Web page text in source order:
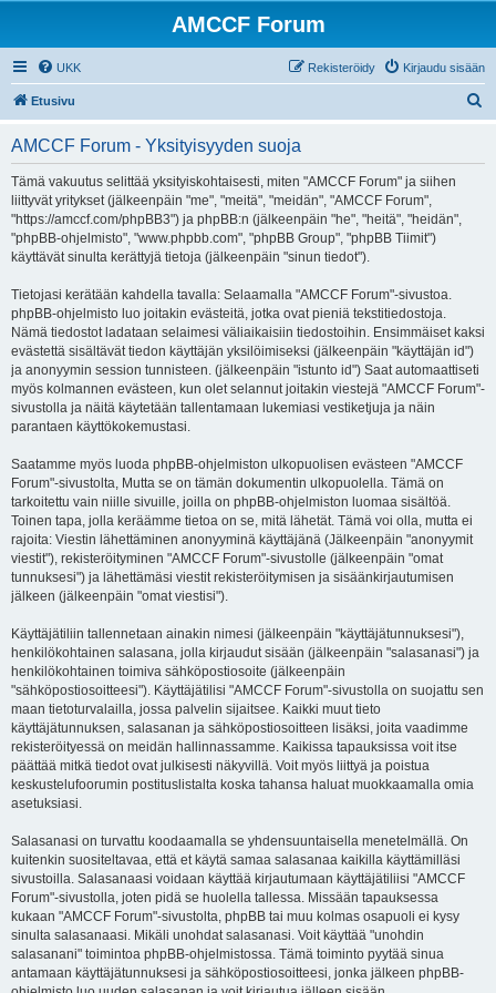
AMCCF Forum
UKK Kirjaudu sisään
Rekisteröidy
Etusivu
AMCCF Forum - Yksityisyyden suoja
Tämä vakuutus selittää yksityiskohtaisesti, miten "AMCCF Forum" ja siihen
liittyvät yritykset (jälkeenpäin "me", "meitä", "meidän", "AMCCF Forum",
"https://amccf.com/phpBB3") ja phpBB:n (jälkeenpäin "he", "heitä", "heidän",
"phpBB-ohjelmisto", "www.phpbb.com", "phpBB Group", "phpBB Tiimit")
käyttävät sinulta kerättyjä tietoja (jälkeenpäin "sinun tiedot").
Tietojasi kerätään kahdella tavalla: Selaamalla "AMCCF Forum"-sivustoa.
phpBB-ohjelmisto luo joitakin evästeitä, jotka ovat pieniä tekstitiedostoja.
Nämä tiedostot ladataan selaimesi väliaikaisiin tiedostoihin. Ensimmäiset kaksi
evästettä sisältävät tiedon käyttäjän yksilöimiseksi (jälkeenpäin "käyttäjän id")
ja anonyymin session tunnisteen. (jälkeenpäin "istunto id") Saat automaattiseti
myös kolmannen evästeen, kun olet selannut joitakin viestejä "AMCCF Forum"-
sivustolla ja näitä käytetään tallentamaan lukemiasi vestiketjuja ja näin
parantaen käyttökokemustasi.
Saatamme myös luoda phpBB-ohjelmiston ulkopuolisen evästeen "AMCCF
Forum"-sivustolta, Mutta se on tämän dokumentin ulkopuolella. Tämä on
tarkoitettu vain niille sivuille, joilla on phpBB-ohjelmiston luomaa sisältöä.
Toinen tapa, jolla keräämme tietoa on se, mitä lähetät. Tämä voi olla, mutta ei
rajoita: Viestin lähettäminen anonyyminä käyttäjänä (Jälkeenpäin "anonyymit
viestit"), rekisteröityminen "AMCCF Forum"-sivustolle (jälkeenpäin "omat
tunnuksesi") ja lähettämäsi viestit rekisteröitymisen ja sisäänkirjautumisen
jälkeen (jälkeenpäin "omat viestisi").
Käyttäjätiliin tallennetaan ainakin nimesi (jälkeenpäin "käyttäjätunnuksesi"),
henkilökohtainen salasana, jolla kirjaudut sisään (jälkeenpäin "salasanasi") ja
henkilökohtainen toimiva sähköpostiosoite (jälkeenpäin
"sähköpostiosoitteesi"). Käyttäjätilisi "AMCCF Forum"-sivustolla on suojattu sen
maan tietoturvalailla, jossa palvelin sijaitsee. Kaikki muut tieto
käyttäjätunnuksen, salasanan ja sähköpostiosoitteen lisäksi, joita vaadimme
rekisteröityessä on meidän hallinnassamme. Kaikissa tapauksissa voit itse
päättää mitkä tiedot ovat julkisesti näkyvillä. Voit myös liittyä ja poistua
keskustelufoorumin postituslistalta koska tahansa haluat muokkaamalla omia
asetuksiasi.
Salasanasi on turvattu koodaamalla se yhdensuuntaisella menetelmällä. On
kuitenkin suositeltavaa, että et käytä samaa salasanaa kaikilla käyttämilläsi
sivustoilla. Salasanaasi voidaan käyttää kirjautumaan käyttäjätiliisi "AMCCF
Forum"-sivustolla, joten pidä se huolella tallessa. Missään tapauksessa
kukaan "AMCCF Forum"-sivustolta, phpBB tai muu kolmas osapuoli ei kysy
sinulta salasanaasi. Mikäli unohdat salasanasi. Voit käyttää "unohdin
salasanani" toimintoa phpBB-ohjelmistossa. Tämä toiminto pyytää sinua
antamaan käyttäjätunnuksesi ja sähköpostiosoitteesi, jonka jälkeen phpBB-